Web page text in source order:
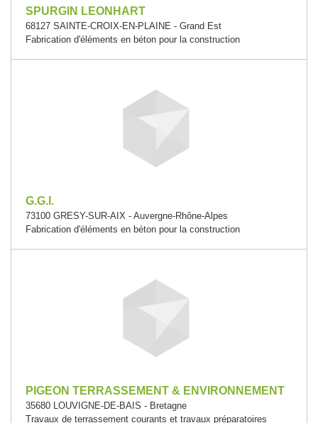
SPURGIN LEONHART
68127 SAINTE-CROIX-EN-PLAINE - Grand Est
Fabrication d'éléments en béton pour la construction
G.G.I.
73100 GRESY-SUR-AIX - Auvergne-Rhône-Alpes
Fabrication d'éléments en béton pour la construction
PIGEON TERRASSEMENT & ENVIRONNEMENT
35680 LOUVIGNE-DE-BAIS - Bretagne
Travaux de terrassement courants et travaux préparatoires